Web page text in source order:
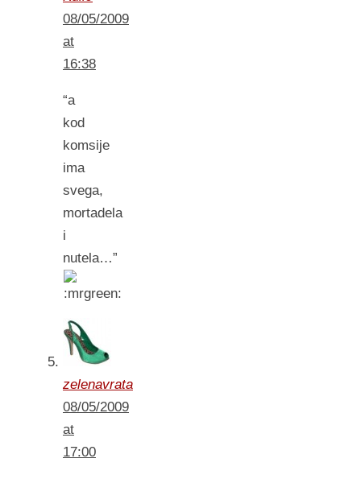
08/05/2009
at
16:38
“a
kod
komsije
ima
svega,
mortadela
i
nutela…”
zelenavrata
08/05/2009
at
17:00